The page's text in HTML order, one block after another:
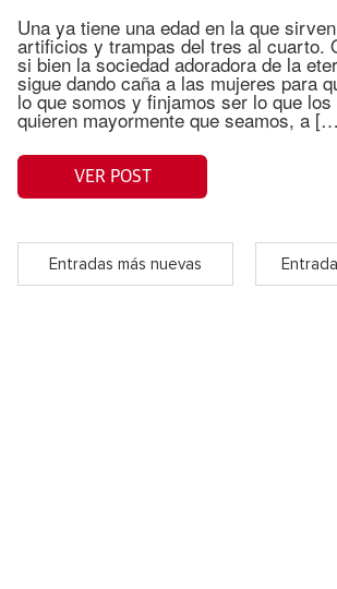
Una ya tiene una edad en la que
artificios y trampas del tres al cuarto.
si bien la sociedad adoradora de la
sigue dando caña a las mujeres para
lo que somos y finjamos ser lo que los
quieren mayormente que seamos, a
VER POST
Entradas más nuevas